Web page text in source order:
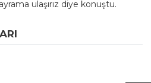
ulaşırız diye konuştu.